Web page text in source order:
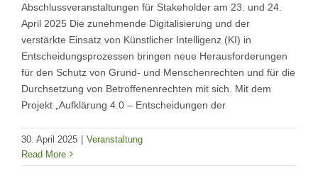
Abschlussveranstaltungen für Stakeholder am 23. und 24.
April 2025 Die zunehmende Digitalisierung und der
verstärkte Einsatz von Künstlicher Intelligenz (KI) in
Entscheidungsprozessen bringen neue Herausforderungen
für den Schutz von Grund- und Menschenrechten und für die
Durchsetzung von Betroffenenrechten mit sich. Mit dem
Projekt „Aufklärung 4.0 – Entscheidungen der
30. April 2025 | Veranstaltung
Read More